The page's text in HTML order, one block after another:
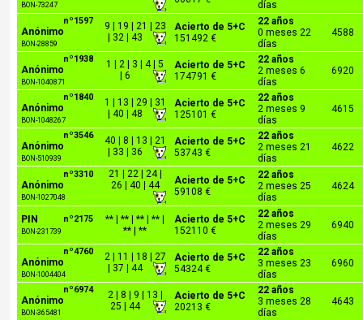
BON-73247 días
nº1597
Anónimo
BON-28859
9 | 19 | 21 | 23
| 32 | 43
Acierto de 5+C
151492 €
22 años
0 meses 22
días
4588
nº1938
Anónimo
BON-1040871
1 | 2 | 3 | 4 | 5
| 6
Acierto de 5+C
174791 €
22 años
2 meses 6
días
6920
nº1840
Anónimo
BON-1048267
1 | 13 | 29 | 31
| 40 | 48
Acierto de 5+C
125101 €
22 años
2 meses 9
días
4615
nº3546
Anónimo
BON-510939
40 | 8 | 13 | 21
| 33 | 36
Acierto de 5+C
53743 €
22 años
2 meses 21
días
4622
nº3310
Anónimo
BON-1027048
21 | 22 | 24 |
26 | 40 | 44
Acierto de 5+C
59108 €
22 años
2 meses 25
días
4624
nº2175
PIN
BON-231739
** | ** | ** | ** |
** | **
Acierto de 5+C
152110 €
22 años
2 meses 29
días
6940
nº4760
Anónimo
BON-1004404
2 | 11 | 18 | 27
| 37 | 44
Acierto de 5+C
54324 €
22 años
3 meses 23
días
6960
nº6974
Anónimo
BON-365481
2 | 8 | 9 | 13 |
25 | 44
Acierto de 5+C
20213 €
22 años
3 meses 28
días
4643